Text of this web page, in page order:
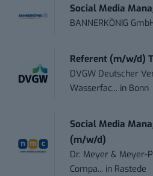
Social Media
BANNERKÖNIG
Referent (m/w/d)
DVGW Deutscher
Wasserfac... in Bonn
Social Media
(m/w/d)
Dr. Meyer & Meyer-
Compa... in Rastede